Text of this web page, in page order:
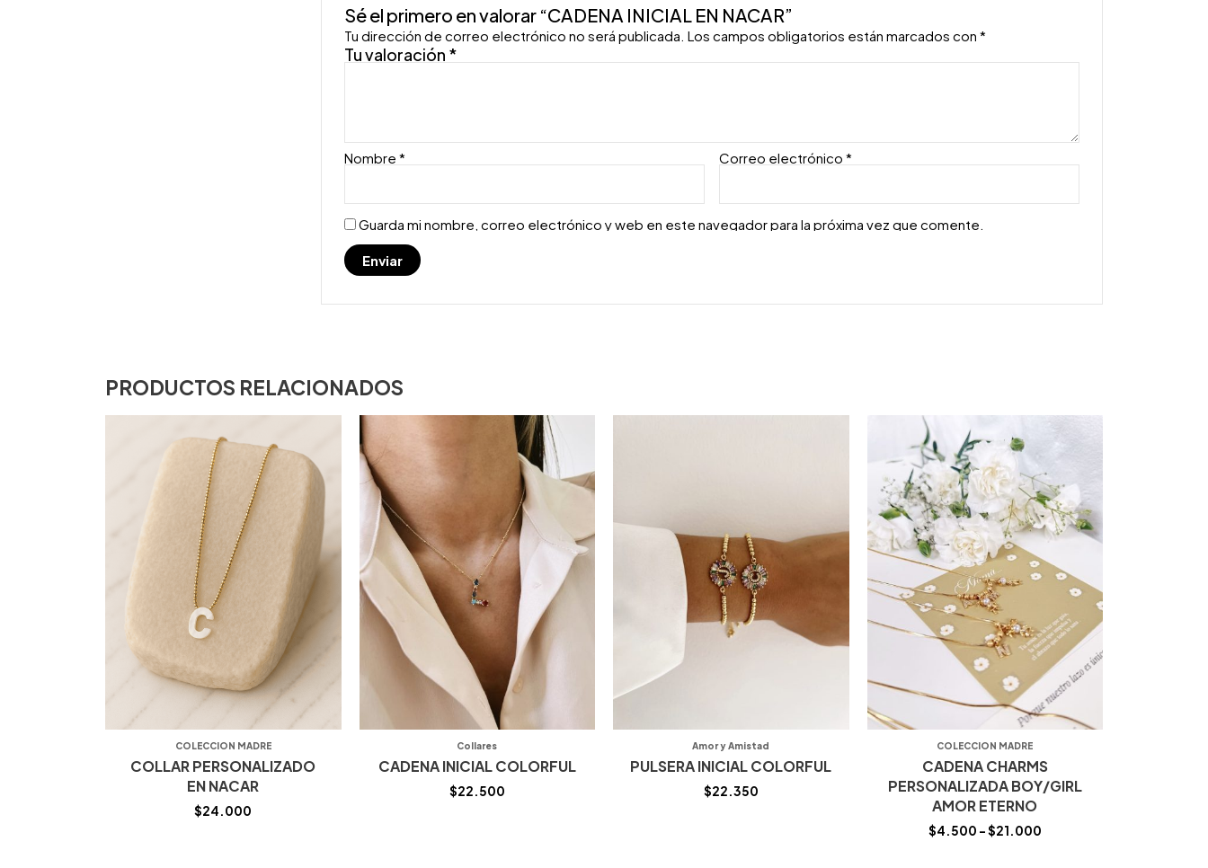
Sé el primero en valorar “CADENA INICIAL EN NACAR”
Tu dirección de correo electrónico no será publicada. Los campos obligatorios están marcados con*
Tu valoración *
Nombre* Correo electrónico*
Guarda mi nombre, correo electrónico y web en este navegador para la próxima vez que comente.
PRODUCTOS RELACIONADOS
COLECCION MADRE
COLLAR PERSONALIZADO
EN NACAR
$24.000
Collares
CADENA INICIAL COLORFUL
$22.500
Amor y Amistad
PULSERA INICIAL COLORFUL
$22.350
COLECCION MADRE
CADENA CHARMS
PERSONALIZADA BOY/GIRL
AMOR ETERNO
$4.500 –$21.000